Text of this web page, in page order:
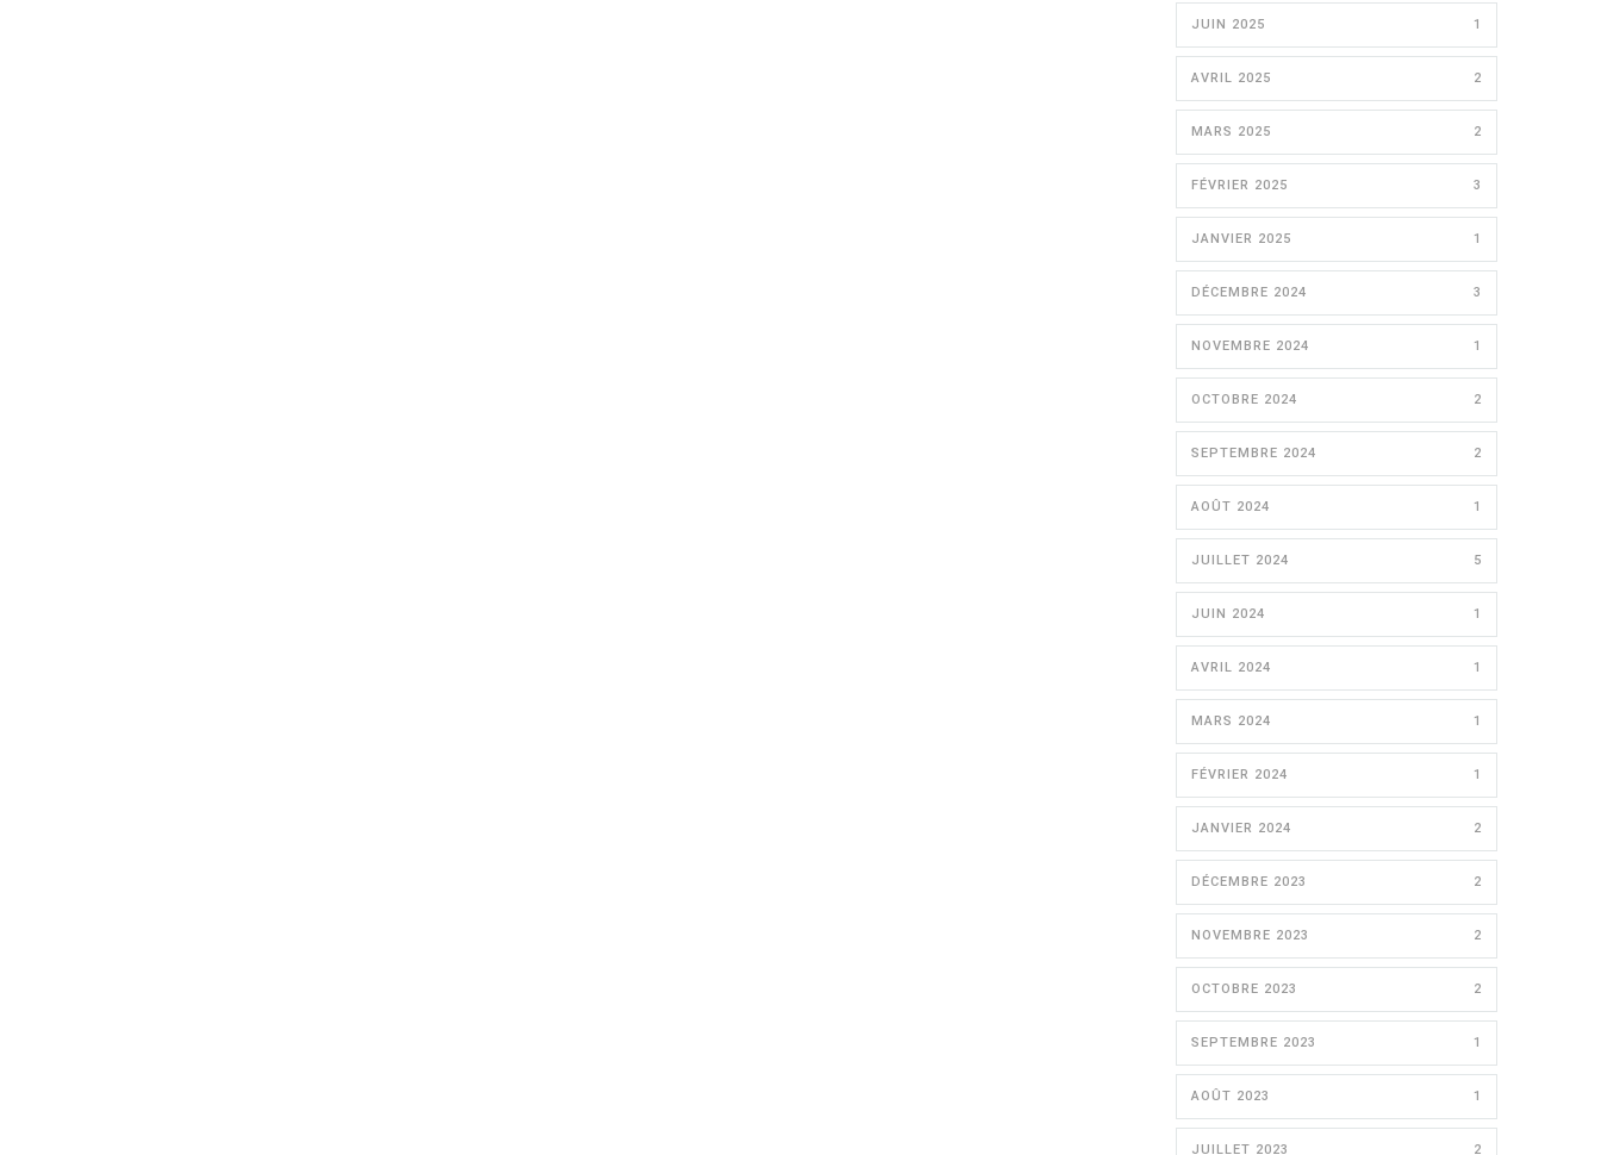
JUIN 2025 1
AVRIL 2025 2
MARS 2025 2
FÉVRIER 2025 3
JANVIER 2025 1
DÉCEMBRE 2024 3
NOVEMBRE 2024 1
OCTOBRE 2024 2
SEPTEMBRE 2024 2
AOÛT 2024 1
JUILLET 2024 5
JUIN 2024 1
AVRIL 2024 1
MARS 2024 1
FÉVRIER 2024 1
JANVIER 2024 2
DÉCEMBRE 2023 2
NOVEMBRE 2023 2
OCTOBRE 2023 2
SEPTEMBRE 2023 1
AOÛT 2023 1
JUILLET 2023 2